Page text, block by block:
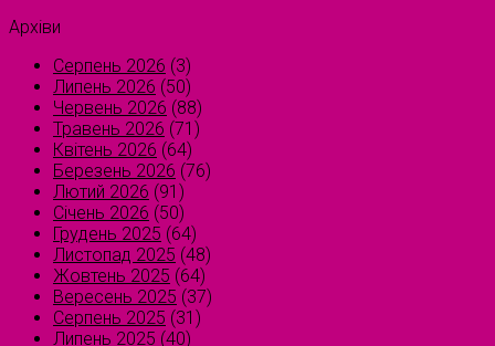
Архіви
Серпень 2026 (3)
Липень 2026 (50)
Червень 2026 (88)
Травень 2026 (71)
Квітень 2026 (64)
Березень 2026 (76)
Лютий 2026 (91)
Січень 2026 (50)
Грудень 2025 (64)
Листопад 2025 (48)
Жовтень 2025 (64)
Вересень 2025 (37)
Серпень 2025 (31)
Липень 2025 (40)